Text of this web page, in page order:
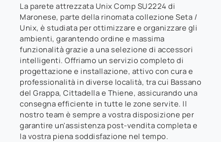
La parete attrezzata Unix Comp SU2224 di
Maronese, parte della rinomata collezione Seta /
Unix, è studiata per ottimizzare e organizzare gli
ambienti, garantendo ordine e massima
funzionalità grazie a una selezione di accessori
intelligenti. Offriamo un servizio completo di
progettazione e installazione, attivo con cura e
professionalità in diverse località, tra cui Bassano
del Grappa, Cittadella e Thiene, assicurando una
consegna efficiente in tutte le zone servite. Il
nostro team è sempre a vostra disposizione per
garantire un'assistenza post-vendita completa e
la vostra piena soddisfazione nel tempo.